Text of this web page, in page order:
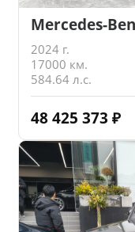
Mercedes-
2024 г.
17000 км.
584.64 л.с.
48 425 373 ₽